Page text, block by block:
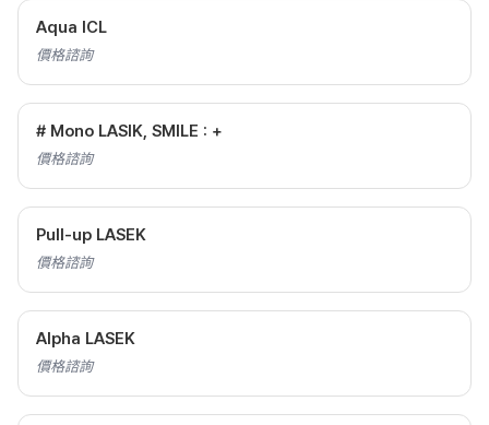
Aqua ICL
價格諮詢
# Mono LASIK, SMILE : +
價格諮詢
Pull-up LASEK
價格諮詢
Alpha LASEK
價格諮詢